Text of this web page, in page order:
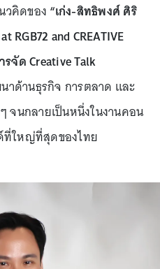
วคิดของ “เก่ง-สิทธิพงศ์ ศิริ
RGB72 and CREATIVE
รจัด Creative Talk
าด้านธุรกิจ การตลาด และ
จนกลายเป็นหนึ่งในงานคอน
ที่ใหญ่ที่สุดของไทย